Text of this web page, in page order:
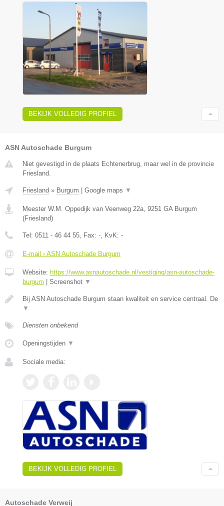
BEKIJK VOLLEDIG PROFIEL
ASN Autoschade Burgum
Niet gevestigd in de plaats Echtenerbrug, maar wel in de provincie
Friesland.
Friesland » Burgum Google maps ▼
Meester W.M. Oppedijk van Veenweg 22a, 9251 GA Burgum
(Friesland)
Tel: 0511 - 46 44 55, Fax: -, KvK: -
E-mail › ASN Autoschade Burgum
Website: https://www.asnautoschade.nl/vestiging/asn-autoschade-
burgum
Screenshot ▼
Bij ASN Autoschade Burgum staan kwaliteit en service centraal. De
▼
Diensten onbekend
Openingstijden ▼
Sociale media:
BEKIJK VOLLEDIG PROFIEL
Autoschade Verweij